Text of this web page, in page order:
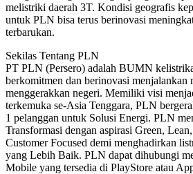
melistriki daerah 3T. Kondisi geografis
untuk PLN bisa terus berinovasi
terbarukan.
Sekilas Tentang PLN
PT PLN (Persero) adalah BUMN
berkomitmen dan berinovasi menjalankan
menggerakkan negeri. Memiliki visi
terkemuka se-Asia Tenggara, PLN
1 pelanggan untuk Solusi Energi. PLN
Transformasi dengan aspirasi Green,
Customer Focused demi menghadirkan
yang Lebih Baik. PLN dapat dihubungi
Mobile yang tersedia di PlayStore atau